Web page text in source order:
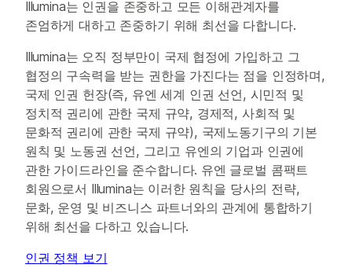
Illumina는 인권을 존중하고 모든 이해관계자를
존엄하게 대하고 존중하기 위해 최선을 다합니다.
Illumina는 오직 정부만이 국제 협정에 가입하고 그
협정의 구속력을 받는 권한을 가진다는 점을 인정하며,
국제 인권 헌장(즉, 유엔 세계 인권 선언, 시민적 및
정치적 권리에 관한 국제 규약, 경제적, 사회적 및
문화적 권리에 관한 국제 규약), 국제노동기구의 기본
원칙 및 노동권 선언, 그리고 유엔의 기업과 인권에
관한 가이드라인을 준수합니다. 유엔 글로벌 콤팩트
회원으로서 Illumina는 이러한 원칙을 당사의 전략,
문화, 운영 및 비즈니스 파트너와의 관계에 통합하기
위해 최선을 다하고 있습니다.
인권 정책 보기